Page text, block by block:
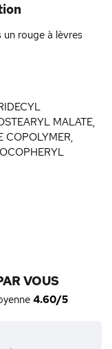
rouge à lèvres
MALATE,
COPOLYMER,
VOUS
4.60/5